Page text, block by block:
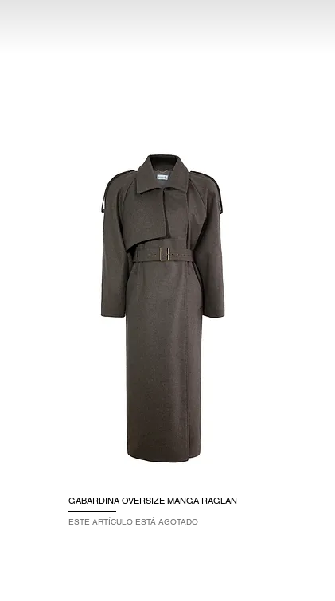
GABARDINA OVERSIZE MANGA RAGLAN
ESTE ARTÍCULO ESTÁ AGOTADO